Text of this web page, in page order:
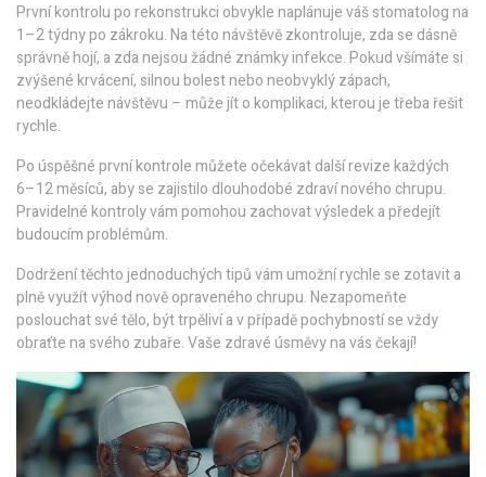
První kontrolu po rekonstrukci obvykle naplánuje váš stomatolog na
1–2 týdny po zákroku. Na této návštěvě zkontroluje, zda se dásně
správně hojí, a zda nejsou žádné známky infekce. Pokud všímáte si
zvýšené krvácení, silnou bolest nebo neobvyklý zápach,
neodkládejte návštěvu – může jít o komplikaci, kterou je třeba řešit
rychle.
Po úspěšné první kontrole můžete očekávat další revize každých
6–12 měsíců, aby se zajistilo dlouhodobé zdraví nového chrupu.
Pravidelné kontroly vám pomohou zachovat výsledek a předejít
budoucím problémům.
Dodržení těchto jednoduchých tipů vám umožní rychle se zotavit a
plně využít výhod nově opraveného chrupu. Nezapomeňte
poslouchat své tělo, být trpěliví a v případě pochybností se vždy
obraťte na svého zubaře. Vaše zdravé úsměvy na vás čekají!